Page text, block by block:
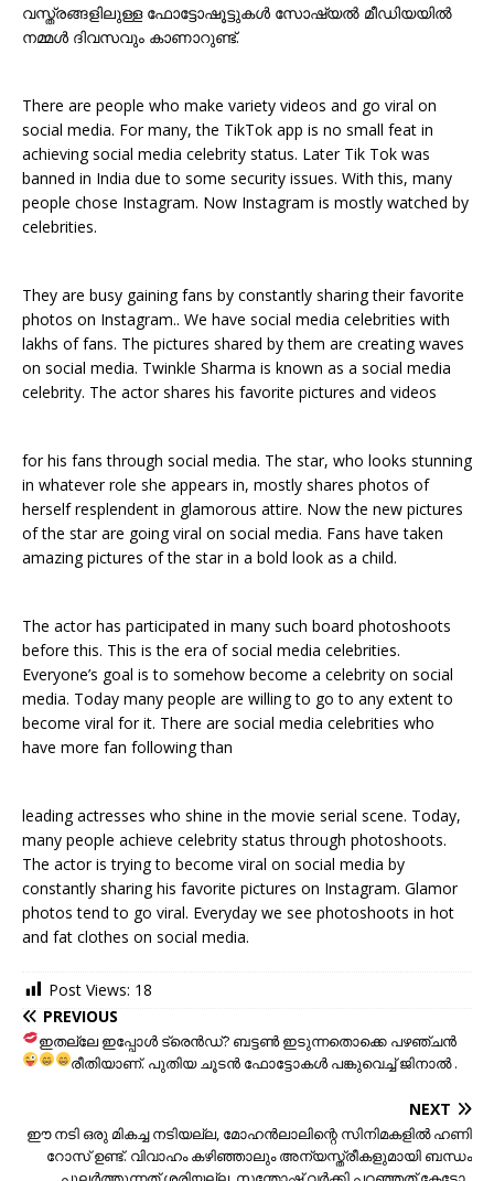
വസ്ത്രങ്ങളിലുള്ള ഫോട്ടോഷൂട്ടുകൾ സോഷ്യൽ മീഡിയയിൽ
നമ്മൾ ദിവസവും കാണാറുണ്ട്.
There are people who make variety videos and go viral on
social media. For many, the TikTok app is no small feat in
achieving social media celebrity status. Later Tik Tok was
banned in India due to some security issues. With this, many
people chose Instagram. Now Instagram is mostly watched by
celebrities.
They are busy gaining fans by constantly sharing their favorite
photos on Instagram.. We have social media celebrities with
lakhs of fans. The pictures shared by them are creating waves
on social media. Twinkle Sharma is known as a social media
celebrity. The actor shares his favorite pictures and videos
for his fans through social media. The star, who looks stunning
in whatever role she appears in, mostly shares photos of
herself resplendent in glamorous attire. Now the new pictures
of the star are going viral on social media. Fans have taken
amazing pictures of the star in a bold look as a child.
The actor has participated in many such board photoshoots
before this. This is the era of social media celebrities.
Everyone’s goal is to somehow become a celebrity on social
media. Today many people are willing to go to any extent to
become viral for it. There are social media celebrities who
have more fan following than
leading actresses who shine in the movie serial scene. Today,
many people achieve celebrity status through photoshoots.
The actor is trying to become viral on social media by
constantly sharing his favorite pictures on Instagram. Glamor
photos tend to go viral. Everyday we see photoshoots in hot
and fat clothes on social media.
Post Views: 18
PREVIOUS
ഇതല്ലേ ഇപ്പോൾ ട്രെൻഡ്? ബട്ടൺ ഇടുന്നതൊക്കെ പഴഞ്ചൻ
രീതിയാണ്. പുതിയ ചൂടൻ ഫോട്ടോകൾ പങ്കുവെച്ച് ജിനാൽ.
NEXT
ഈ നടി ഒരു മികച്ച നടിയല്ല, മോഹൻലാലിന്റെ സിനിമകളിൽ ഹണി
റോസ് ഉണ്ട്. വിവാഹം കഴിഞ്ഞാലും അന്യസ്ത്രീകളുമായി ബന്ധം